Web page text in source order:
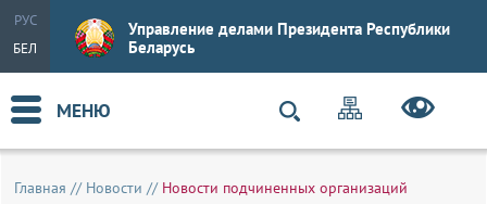
РУС
БЕЛ
Управление делами Президента Республики
Беларусь
МЕНЮ
Главная // Новости // Новости подчиненных организаций